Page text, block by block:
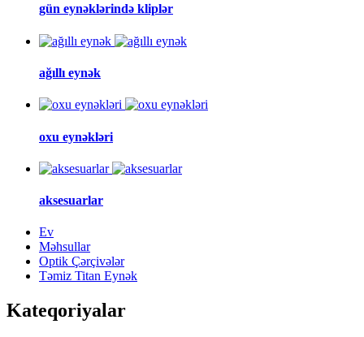
gün eynəklərində kliplər
ağıllı eynək
oxu eynəkləri
aksesuarlar
Ev
Məhsullar
Optik Çərçivələr
Təmiz Titan Eynək
Kateqoriyalar